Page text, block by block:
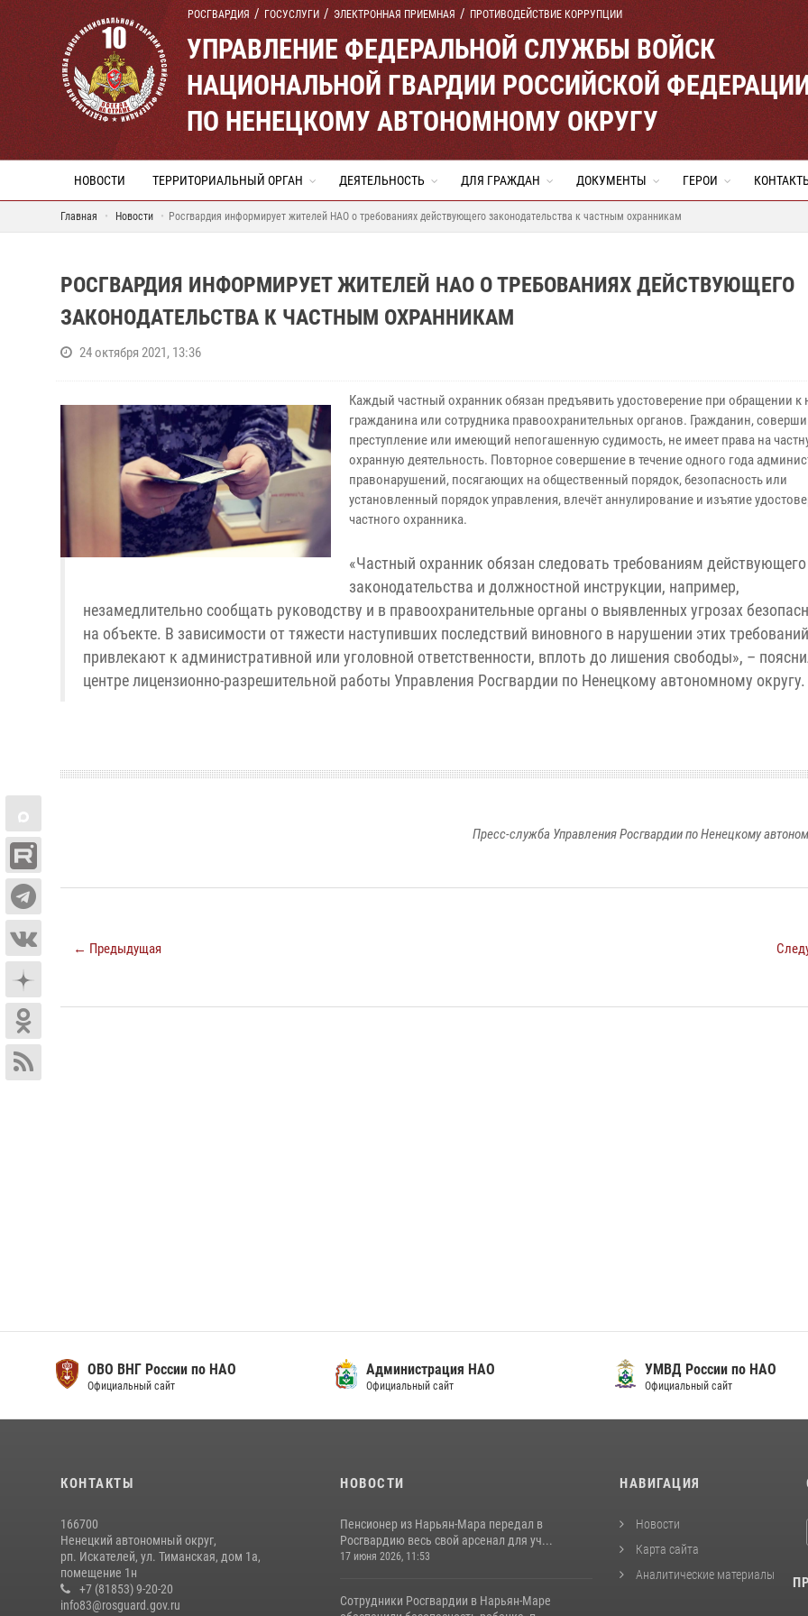
РОСГВАРДИЯ ГОСУСЛУГИ ЭЛЕКТРОННАЯ ПРИЕМНАЯ ПРОТИВОДЕЙСТВИЕ КОРРУПЦИИ
УПРАВЛЕНИЕ ФЕДЕРАЛЬНОЙ СЛУЖБЫ ВОЙСК
НАЦИОНАЛЬНОЙ ГВАРДИИ РОССИЙСКОЙ
ПО НЕНЕЦКОМУ АВТОНОМНОМУ ОКРУГУ
НОВОСТИ ТЕРРИТОРИАЛЬНЫЙ ОРГАН ДЕЯТЕЛЬНОСТЬ ДЛЯ ГРАЖДАН ДОКУМЕНТЫ ГЕРОИ
Главная Новости Росгвардия информирует жителей НАО о требованиях действующего законодательства к частным охранникам
РОСГВАРДИЯ ИНФОРМИРУЕТ ЖИТЕЛЕЙ НАО О ТРЕБОВАНИЯХ ДЕЙСТВУЮЩЕГО
ЗАКОНОДАТЕЛЬСТВА К ЧАСТНЫМ ОХРАННИКАМ
24 октября 2021, 13:36
Каждый частный охранник обязан предъявить удостоверение при обращении к
гражданина или сотрудника правоохранительных органов. Гражданин,
преступление или имеющий непогашенную судимость, не имеет права на
охранную деятельность. Повторное совершение в течение одного года
правонарушений, посягающих на общественный порядок, безопасность или
установленный порядок управления, влечёт аннулирование и изъятие
частного охранника.
«Частный охранник обязан следовать требованиям действующего
законодательства и должностной инструкции, например,
незамедлительно сообщать руководству и в правоохранительные органы о выявленных угрозах
на объекте. В зависимости от тяжести наступивших последствий виновного в нарушении этих требований
привлекают к административной или уголовной ответственности, вплоть до лишения свободы», –
центре лицензионно-разрешительной работы Управления Росгвардии по Ненецкому автономному округу.
Пресс-служба Управления Росгвардии по Ненецкому
← Предыдущая
ОВО ВНГ России по НАО
Официальный сайт
Администрация НАО
Официальный сайт
УМВД России по НАО
Официальный сайт
КОНТАКТЫ
166700
Ненецкий автономный округ,
рп. Искателей, ул. Тиманская, дом 1а,
помещение 1н
+7 (81853) 9-20-20
info83@rosguard.gov.ru
НОВОСТИ
Пенсионер из Нарьян-Мара передал в
Росгвардию весь свой арсенал для уч...
17 июня 2026, 11:53
Сотрудники Росгвардии в Нарьян-Маре
НАВИГАЦИЯ
Новости
Карта сайта
Аналитические материалы